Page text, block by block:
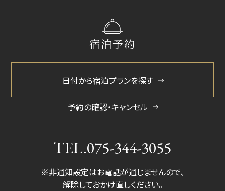
2024/5
宿泊予約
日付から宿泊プランを探す
予約の確認・キャンセル
TEL.075-344-3055
※非通知設定はお電話が通じませんので、
解除しておかけ直しください。